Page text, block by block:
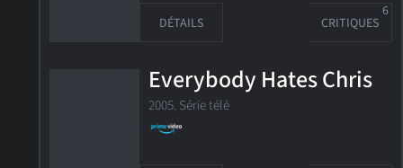
DÉTAILS CRITIQUES
6
Everybody Hates Chris
2005. Série télé